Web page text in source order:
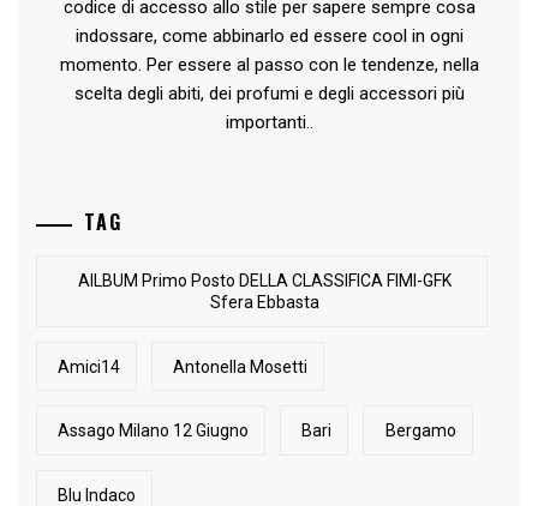
codice di accesso allo stile per sapere sempre cosa
indossare, come abbinarlo ed essere cool in ogni
momento. Per essere al passo con le tendenze, nella
scelta degli abiti, dei profumi e degli accessori più
importanti..
TAG
AlLBUM Primo Posto DELLA CLASSIFICA FIMI-GFK
Sfera Ebbasta
Amici14 Antonella Mosetti
Assago Milano 12 Giugno Bari Bergamo
Blu Indaco